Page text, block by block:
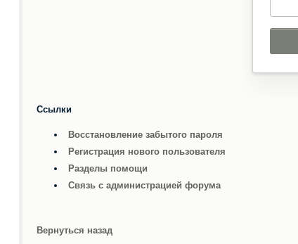
Ссылки
Восстановление забытого пароля
Регистрация нового пользователя
Разделы помощи
Связь с администрацией форума
Вернуться назад